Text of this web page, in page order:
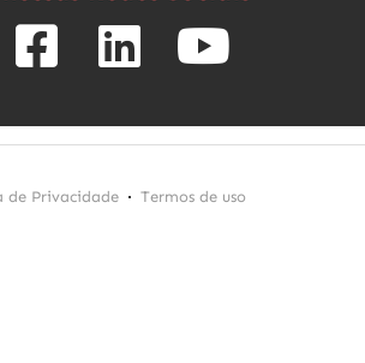
de Privacidade Termos de uso